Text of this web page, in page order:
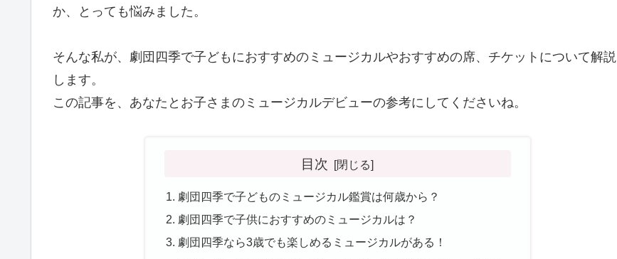
か、とっても悩みました。
そんな私が、劇団四季で子どもにおすすめのミュージカルやおすすめの席、チケットについて解説
します。
この記事を、あなたとお子さまのミュージカルデビューの参考にしてくださいね。
目次
劇団四季で子どものミュージカル鑑賞は何歳から？
劇団四季で子供におすすめのミュージカルは？
劇団四季なら3歳でも楽しめるミュージカルがある！